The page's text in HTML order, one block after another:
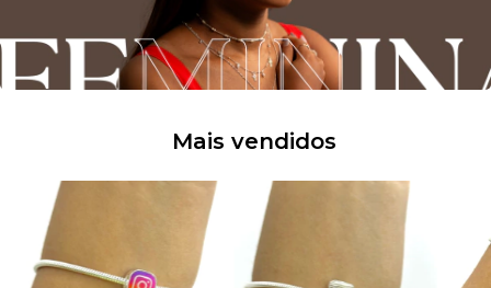
Mais vendidos